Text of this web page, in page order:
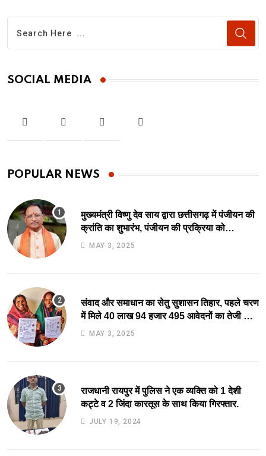
SOCIAL MEDIA
POPULAR NEWS
मुख्यमंत्री विष्णु देव साय द्वारा छत्तीसगढ़ में पंजीयन की
क्रांति का शुभारंभ, पंजीयन की प्रक्रिया को
सरलीकरण कर 10 दिन का काम अब 10 मिनट में..
MAY 3, 2025
संवाद और समाधान का सेतु सुशासन तिहार, पहले चरण
में मिले 40 लाख 94 हजार 495 आवेदनों का तेजी से
निराकरण की ओर.
MAY 3, 2025
राजधानी रायपुर में पुलिस ने एक व्यक्ति को 1 देशी
कट्टे व 2 जिंदा कारतूस के साथ किया गिरफ्तार.
JULY 19, 2024